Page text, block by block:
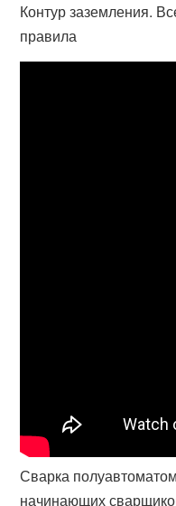
Контур заземления.
правила
Сварка
начинающих